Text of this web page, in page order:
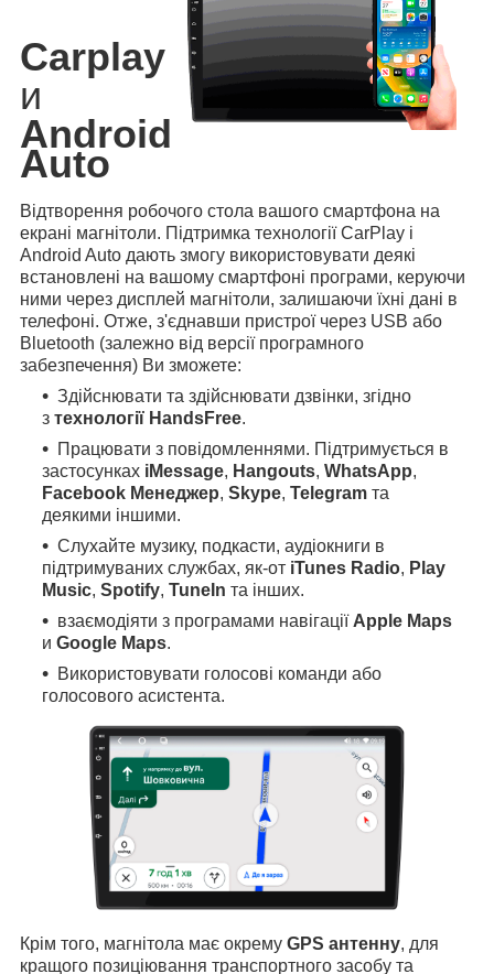
Carplay
и
Android
Auto
Відтворення робочого стола вашого смартфона на
екрані магнітоли. Підтримка технології CarPlay і
Android Auto дають змогу використовувати деякі
встановлені на вашому смартфоні програми, керуючи
ними через дисплей магнітоли, залишаючи їхні дані в
телефоні. Отже, з'єднавши пристрої через USB або
Bluetooth (залежно від версії програмного
забезпечення) Ви зможете:
Здійснювати та здійснювати дзвінки, згідно
з технології HandsFree.
Працювати з повідомленнями. Підтримується в
застосунках iMessage, Hangouts, WhatsApp,
Facebook Менеджер, Skype, Telegram та
деякими іншими.
Слухайте музику, подкасти, аудіокниги в
підтримуваних службах, як-от iTunes Radio, Play
Music, Spotify, TuneIn та інших.
взаємодіяти з програмами навігації Apple Maps
и Google Maps.
Використовувати голосові команди або
голосового асистента.
Крім того, магнітола має окрему GPS антенну, для
кращого позиціювання транспортного засобу та